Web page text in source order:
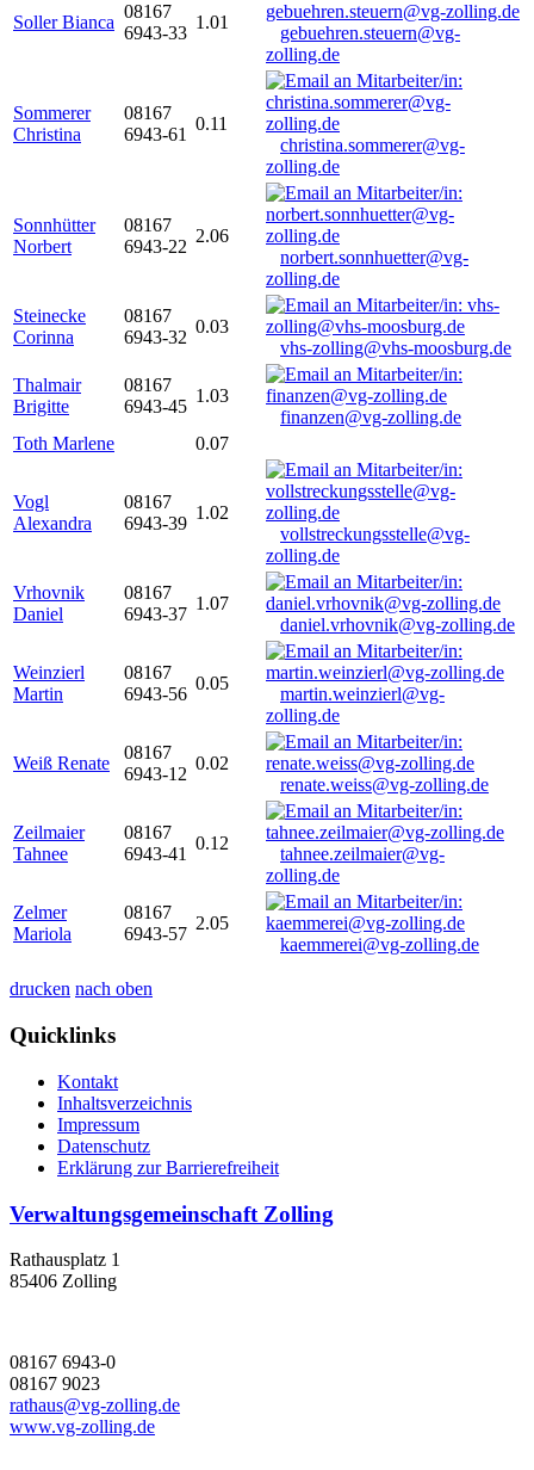
Soller Bianca
08167
6943-33
1.01
gebuehren.steuern@vg-
zolling.de
Sommerer
Christina
08167
6943-61
0.11
christina.sommerer@vg-
zolling.de
Sonnhütter
Norbert
08167
6943-22
2.06
norbert.sonnhuetter@vg-
zolling.de
Steinecke
Corinna
08167
6943-32
0.03
vhs-zolling@vhs-moosburg.de
Thalmair
Brigitte
08167
6943-45
1.03
finanzen@vg-zolling.de
Toth Marlene
0.07
Vogl
Alexandra
08167
6943-39
1.02
vollstreckungsstelle@vg-
zolling.de
Vrhovnik
Daniel
08167
6943-37
1.07
daniel.vrhovnik@vg-zolling.de
Weinzierl
Martin
08167
6943-56
0.05
martin.weinzierl@vg-
zolling.de
Weiß Renate
08167
6943-12
0.02
renate.weiss@vg-zolling.de
Zeilmaier
Tahnee
08167
6943-41
0.12
tahnee.zeilmaier@vg-
zolling.de
Zelmer
Mariola
08167
6943-57
2.05
kaemmerei@vg-zolling.de
drucken nach oben
Quicklinks
Kontakt
Inhaltsverzeichnis
Impressum
Datenschutz
Erklärung zur Barrierefreiheit
Verwaltungsgemeinschaft Zolling
Rathausplatz 1
85406 Zolling
08167 6943-0
08167 9023
rathaus@vg-zolling.de
www.vg-zolling.de